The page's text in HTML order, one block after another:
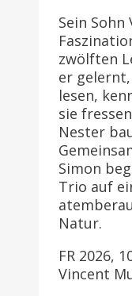
Sein
zwölften
er
lesen,
sie
Nester
Simon
Trio auf
Natur.
FR 2026,
Vincent